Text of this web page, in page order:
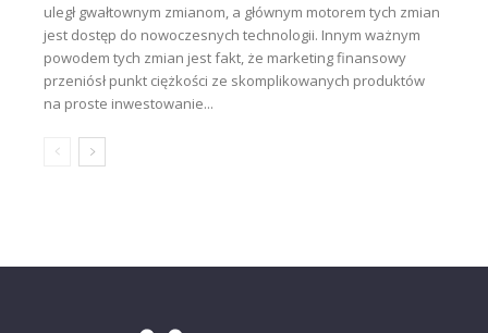
uległ gwałtownym zmianom, a głównym motorem tych zmian
jest dostęp do nowoczesnych technologii. Innym ważnym
powodem tych zmian jest fakt, że marketing finansowy
przeniósł punkt ciężkości ze skomplikowanych produktów
na proste inwestowanie...